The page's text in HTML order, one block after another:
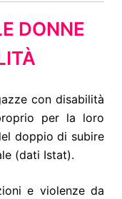
DONNE
con disabilità
per la loro
doppio di subire
(dati Istat).
e violenze da